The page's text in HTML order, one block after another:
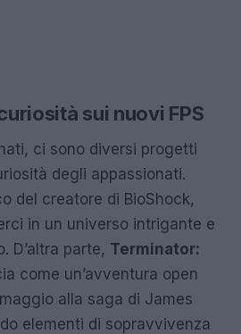
sui nuovi FPS
ci sono diversi progetti
degli appassionati.
del creatore di BioShock,
in un universo intrigante e
D’altra parte, Terminator:
come un’avventura open
alla saga di James
elementi di sopravvivenza